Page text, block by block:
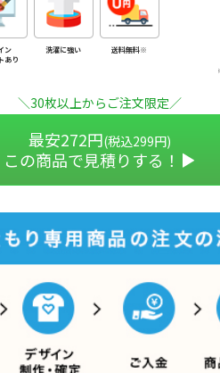
ン
あり
洗濯に強い 送料無料※
＼30枚以上からご注文限定／
最安272円(税込299円)
この商品で見積りする！